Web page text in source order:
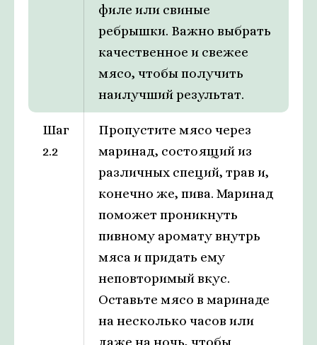
филе или свиные
ребрышки. Важно выбрать
качественное и свежее
мясо, чтобы получить
наилучший результат.
Шаг
2.2
Пропустите мясо через
маринад, состоящий из
различных специй, трав и,
конечно же, пива. Маринад
поможет проникнуть
пивному аромату внутрь
мяса и придать ему
неповторимый вкус.
Оставьте мясо в маринаде
на несколько часов или